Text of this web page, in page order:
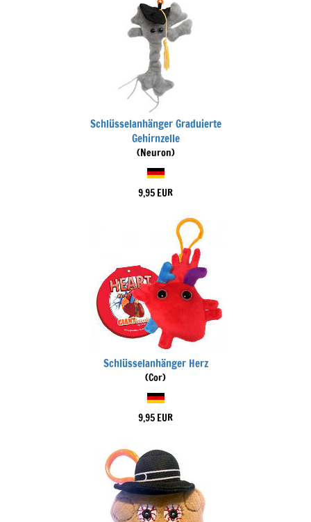
Schlüsselanhänger Graduierte
Gehirnzelle
(Neuron)
9,95 EUR
Schlüsselanhänger Herz
(Cor)
9,95 EUR